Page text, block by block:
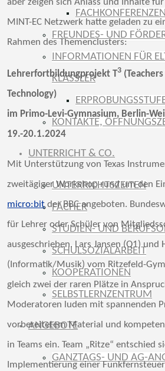
FACHKONFERENZEN
FREUNDES- UND
INFORMATIONEN FÜR
KLÄSSLER
KONTAKTE,
UNTERRICHT & CO.
UNTERRICHTSZEITEN
FÄCHER
STUDIEN- UND
SCHULSOZIALARBEIT
KOOPERATIONEN
SELBSTLERNZENTRUM
ANGEBOTE
GANZTAGS- UND AG-
aber zeigen sich Anlass und Inhalte
MINT-EC Netzwerk hatte geladen zu
Rahmen des Themenclusters:
Lehrerfortbildungprojekt T3
Technology)
im Primo-Levi-Gymnasium, Berlin-
19.-20.1.2024
Mit Unterstützung von Texas
zweitägiger Workshop rund um den
micro:bitder BBC angeboten.
für Lehrer oder Schüler von
ausgeschrieben. Lars Jansen (Q1) und
(Informatik/Musik) vom Ritzefeld-
gleich zwei der raren Plätze in
Moderatoren luden mit spannenden
vorbereitetem Material und
in Teams ein. Team „Ritze“ entschied
Implementierung einer